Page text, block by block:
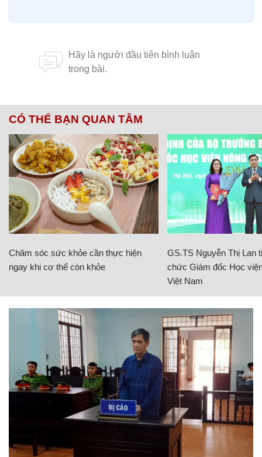
CÓ THỂ BẠN QUAN TÂM
Chăm sóc sức khỏe cần thực hiện
ngay khi cơ thể còn khỏe
GS.TS Nguyễn Thị Lan
chức Giám đốc Học
Việt Nam